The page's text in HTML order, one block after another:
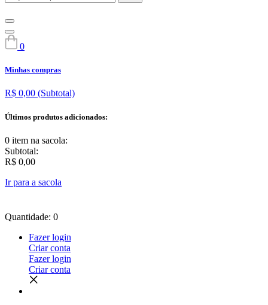
0
Minhas compras
R$ 0,00 (Subtotal)
Últimos produtos adicionados:
0 item na sacola:
Subtotal:
R$ 0,00
Ir para a sacola
Quantidade: 0
Fazer login
Criar conta
Fazer login
Criar conta